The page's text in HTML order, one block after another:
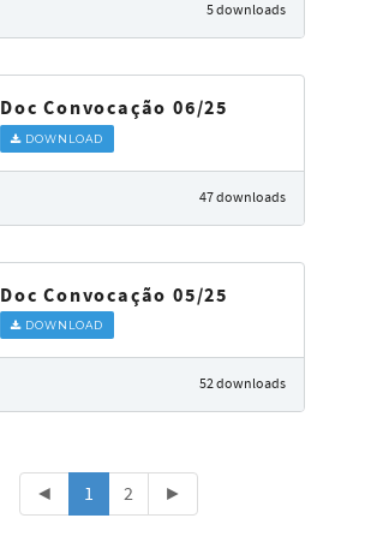
5 downloads
Doc Convocação 06/25
DOWNLOAD
47 downloads
Doc Convocação 05/25
DOWNLOAD
52 downloads
◄ 1 2 ►